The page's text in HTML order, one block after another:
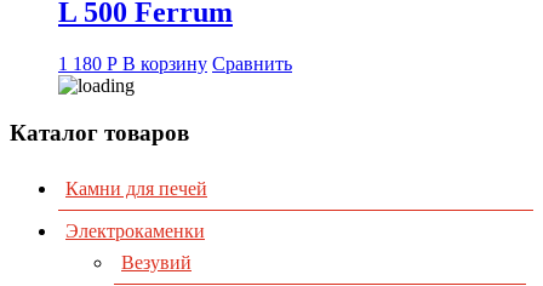
L 500 Ferrum
1 180 Р В корзину Сравнить
Каталог товаров
Камни для печей
Электрокаменки
Везувий